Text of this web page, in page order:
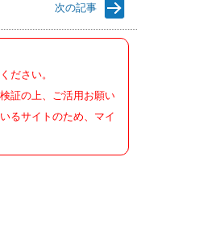
次の記事
ださい。
証の上、ご活用お願い
るサイトのため、マイ